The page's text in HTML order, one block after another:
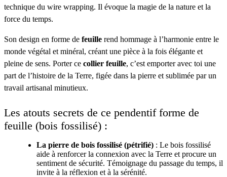
technique du wire wrapping. Il évoque la magie de la nature et la
force du temps.
Son design en forme de feuille rend hommage à l’harmonie entre le
monde végétal et minéral, créant une pièce à la fois élégante et
pleine de sens. Porter ce collier feuille, c’est emporter avec toi une
part de l’histoire de la Terre, figée dans la pierre et sublimée par un
travail artisanal minutieux.
Les atouts secrets de ce pendentif forme de
feuille (bois fossilisé) :
La pierre de bois fossilisé (pétrifié) : Le bois fossilisé
aide à renforcer la connexion avec la Terre et procure un
sentiment de sécurité. Témoignage du passage du temps, il
invite à la réflexion et à la sérénité.